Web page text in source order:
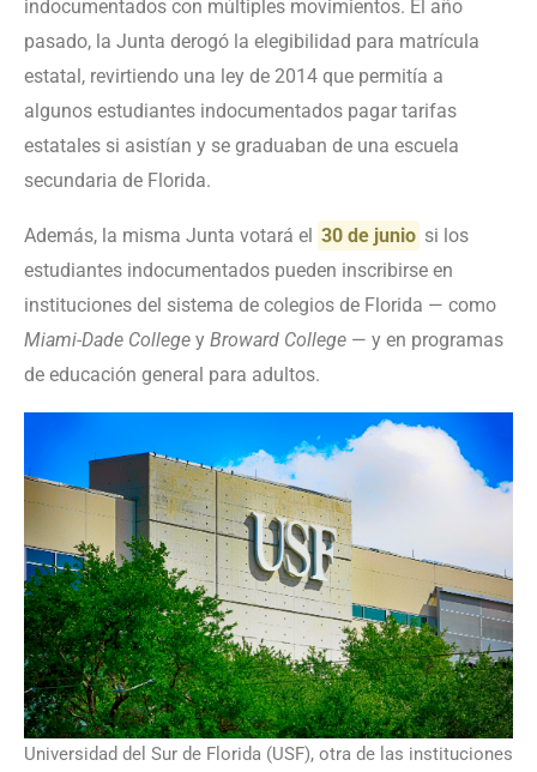
indocumentados con múltiples movimientos. El año
pasado, la Junta derogó la elegibilidad para matrícula
estatal, revirtiendo una ley de 2014 que permitía a
algunos estudiantes indocumentados pagar tarifas
estatales si asistían y se graduaban de una escuela
secundaria de Florida.
Además, la misma Junta votará el 30 de junio si los
estudiantes indocumentados pueden inscribirse en
instituciones del sistema de colegios de Florida — como
Miami-Dade College y Broward College — y en programas
de educación general para adultos.
Universidad del Sur de Florida (USF), otra de las instituciones